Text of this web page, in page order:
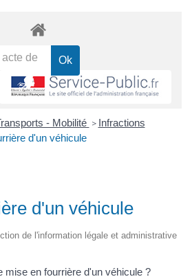
- Mobilité > Infractions
d'un véhicule
d'un véhicule
de l'information légale et administrative
mise en fourrière d'un véhicule ?